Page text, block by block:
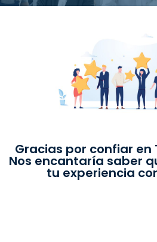
Gracias por confiar en
Nos encantaría saber
tu experiencia